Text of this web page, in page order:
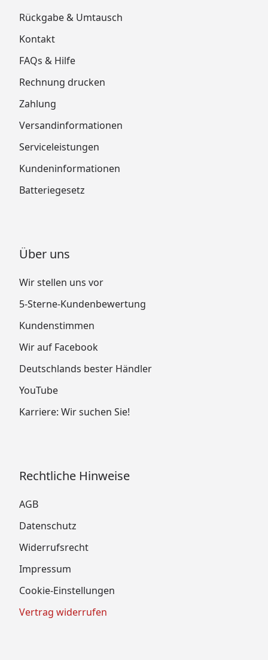
Rückgabe & Umtausch
Kontakt
FAQs & Hilfe
Rechnung drucken
Zahlung
Versandinformationen
Serviceleistungen
Kundeninformationen
Batteriegesetz
Über uns
Wir stellen uns vor
5-Sterne-Kundenbewertung
Kundenstimmen
Wir auf Facebook
Deutschlands bester Händler
YouTube
Karriere: Wir suchen Sie!
Rechtliche Hinweise
AGB
Datenschutz
Widerrufsrecht
Impressum
Cookie-Einstellungen
Vertrag widerrufen